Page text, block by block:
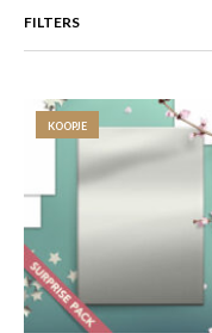
FILTERS
KOOPJE